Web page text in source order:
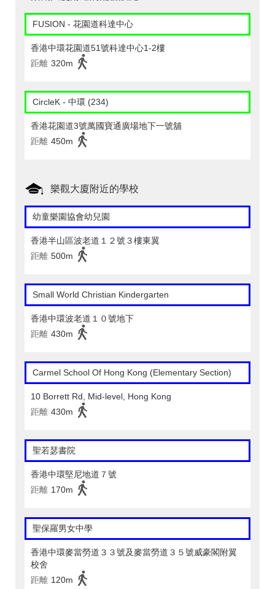
FUSION - 花園道科達中心
香港中環花園道51號科達中心1-2樓
距離 320m
CircleK - 中環 (234)
香港花園道3號萬國寶通廣場地下一號舖
距離 450m
樂觀大廈附近的學校
幼童樂園協會幼兒園
香港半山區波老道１２號３樓東翼
距離 500m
Small World Christian Kindergarten
香港中環波老道１０號地下
距離 430m
Carmel School Of Hong Kong (Elementary Section)
10 Borrett Rd, Mid-level, Hong Kong
距離 430m
聖若瑟書院
香港中環堅尼地道７號
距離 170m
聖保羅男女中學
香港中環麥當勞道３３號及麥當勞道３５號威豪閣附翼
校舍
距離 120m